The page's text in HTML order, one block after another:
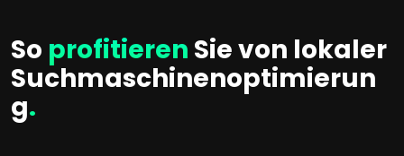
So profitieren Sie von lokaler
Suchmaschinenoptimierun
g.